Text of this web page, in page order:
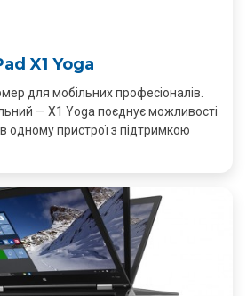
X1 Yoga
для мобільних професіоналів.
— X1 Yoga поєднує можливості
одному пристрої з підтримкою